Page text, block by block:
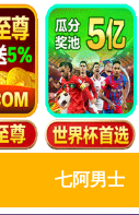
七阿男士